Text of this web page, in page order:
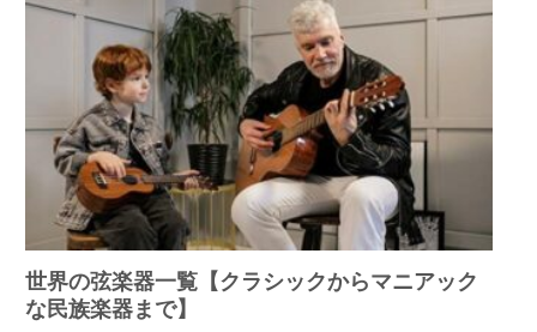
世界の弦楽器一覧【クラシックからマニアック
な民族楽器まで】